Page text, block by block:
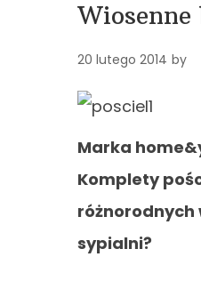
20 lutego 2014 by
Marka
Komplety
różnorodnych
sypialni?